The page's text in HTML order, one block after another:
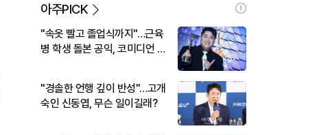
아주PICK
"속옷 빨고 졸업식까지"…근육
병 학생 돌본 공익, 코미디언 김
"경솔한 언행 깊이 반성"…고개
숙인 신동엽, 무슨 일이길래?